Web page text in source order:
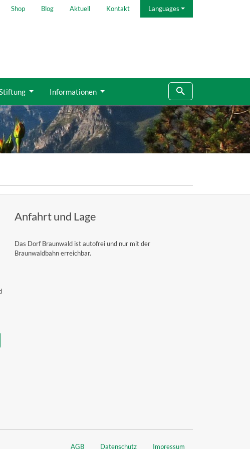
Shop Blog Aktuell Kontakt Languages
Stiftung Informationen
Anfahrt und Lage
Das Dorf Braunwald ist autofrei und nur mit der
Braunwaldbahn erreichbar.
AGB Datenschutz Impressum